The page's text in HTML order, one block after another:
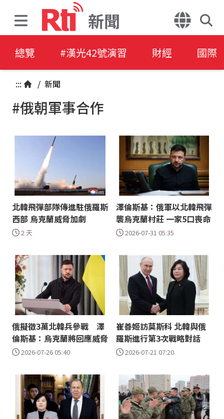
新聞
總覽 #漢光42號演習 財經 國際
::: / 新聞
#俄朝軍事合作
北韓飛彈部隊傳進駐俄羅斯
西部 烏克蘭威脅加劇
2 天
澤倫斯基：俄軍以北韓飛彈
襲烏克蘭村莊 一家5口喪命
2026-07-31 05:35
俄擬徵3萬北韓兵參戰 澤
倫斯基：烏克蘭將回應威脅
2026-07-26 05:40
崔善姬訪莫斯科 北韓與俄
羅斯進行第3次戰略對話
2026-07-21 07:20